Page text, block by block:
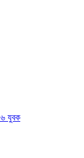
৬ যুবক